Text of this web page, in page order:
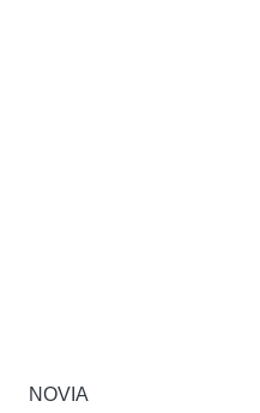
NOVIA